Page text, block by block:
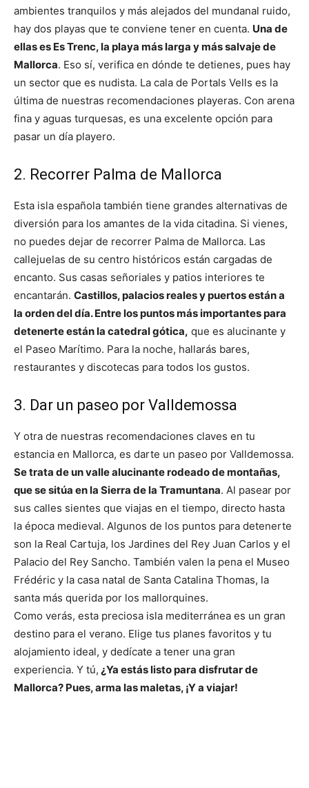
ambientes tranquilos y más alejados del mundanal ruido,
hay dos playas que te conviene tener en cuenta. Una de
ellas es Es Trenc, la playa más larga y más salvaje de
Mallorca. Eso sí, verifica en dónde te detienes, pues hay
un sector que es nudista. La cala de Portals Vells es la
última de nuestras recomendaciones playeras. Con arena
fina y aguas turquesas, es una excelente opción para
pasar un día playero.
2. Recorrer Palma de Mallorca
Esta isla española también tiene grandes alternativas de
diversión para los amantes de la vida citadina. Si vienes,
no puedes dejar de recorrer Palma de Mallorca. Las
callejuelas de su centro históricos están cargadas de
encanto. Sus casas señoriales y patios interiores te
encantarán. Castillos, palacios reales y puertos están a
la orden del día. Entre los puntos más importantes para
detenerte están la catedral gótica, que es alucinante y
el Paseo Marítimo. Para la noche, hallarás bares,
restaurantes y discotecas para todos los gustos.
3. Dar un paseo por Valldemossa
Y otra de nuestras recomendaciones claves en tu
estancia en Mallorca, es darte un paseo por Valldemossa.
Se trata de un valle alucinante rodeado de montañas,
que se sitúa en la Sierra de la Tramuntana. Al pasear por
sus calles sientes que viajas en el tiempo, directo hasta
la época medieval. Algunos de los puntos para detenerte
son la Real Cartuja, los Jardines del Rey Juan Carlos y el
Palacio del Rey Sancho. También valen la pena el Museo
Frédéric y la casa natal de Santa Catalina Thomas, la
santa más querida por los mallorquines.
Como verás, esta preciosa isla mediterránea es un gran
destino para el verano. Elige tus planes favoritos y tu
alojamiento ideal, y dedícate a tener una gran
experiencia. Y tú, ¿Ya estás listo para disfrutar de
Mallorca? Pues, arma las maletas, ¡Y a viajar!